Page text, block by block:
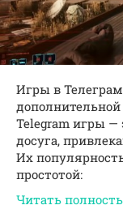
Игры в
Telegram игры —
досуга,
Их
простотой:
Читать